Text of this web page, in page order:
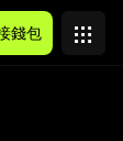
錢包